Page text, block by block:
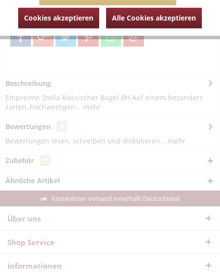
Artikel-Nr.: EMP07193-0001-Weiss-90-F
Beschreibung
Empreinte Stella klassischer Bügel BH Auf einem besonders
zarten, hochwertigen... mehr
Bewertungen
Bewertungen lesen, schreiben und diskutieren... mehr
Zubehör
Ähnliche Artikel
Kostenloser Versand innerhalb Deutschland
Über uns
Shop Service
Informationen
Cookies akzeptieren Alle Cookies akzeptieren